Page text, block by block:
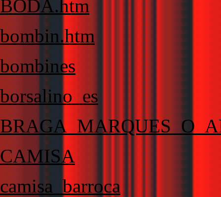
BODA.htm
bombin.htm
bombines
borsalino_es
CAMISA
camisa_barroca